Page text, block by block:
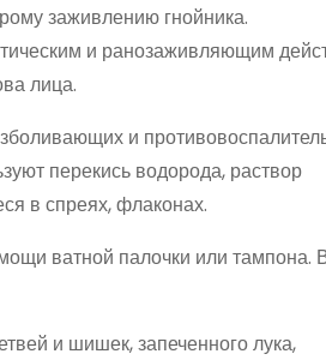
заживлению гнойника.
и ранозаживляющим
лица.
и
перекись водорода, раствор
в спреях, флаконах.
ватной палочки или тампона.
и шишек, запеченного лука,